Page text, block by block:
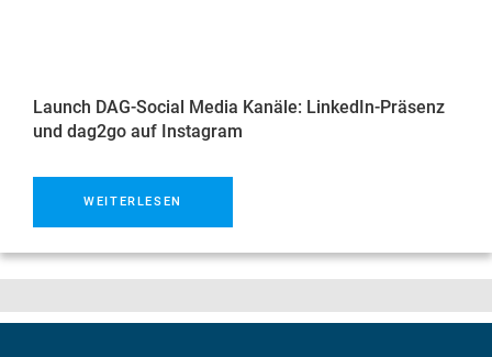
Launch DAG-Social Media Kanäle: LinkedIn-Präsenz
und dag2go auf Instagram
WEITERLESEN